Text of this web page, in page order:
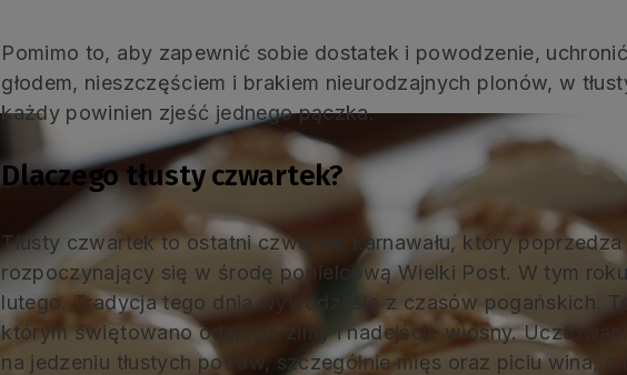
Pomimo to, aby zapewnić sobie dostatek i powodzenie,
głodem, nieszczęściem i brakiem nieurodzajnych plonów, w
każdy powinien zjeść jednego pączka.
Dlaczego tłusty czwartek?
Tłusty czwartek to ostatni czwartek karnawału, który poprzedza
rozpoczynający się w środę popielcową Wielki Post. W tym
lutego. Tradycja tego dnia wywodzi się z czasów pogańskich.
którym świętowano odejście zimy i nadejście wiosny.
na jedzeniu tłustych potraw, szczególnie mięs oraz piciu wina, a